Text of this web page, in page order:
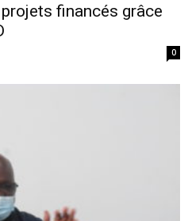
financés grâce
0